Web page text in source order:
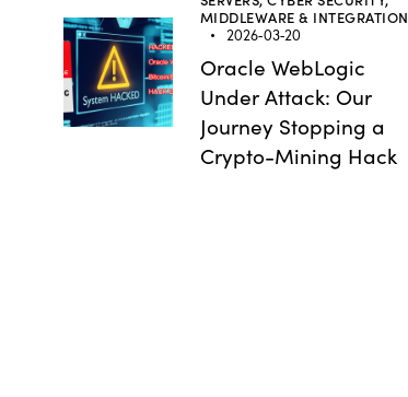
MIDDLEWARE & INTEGRATION
2026-03-20
Oracle WebLogic
Under Attack: Our
Journey Stopping a
Crypto-Mining Hack